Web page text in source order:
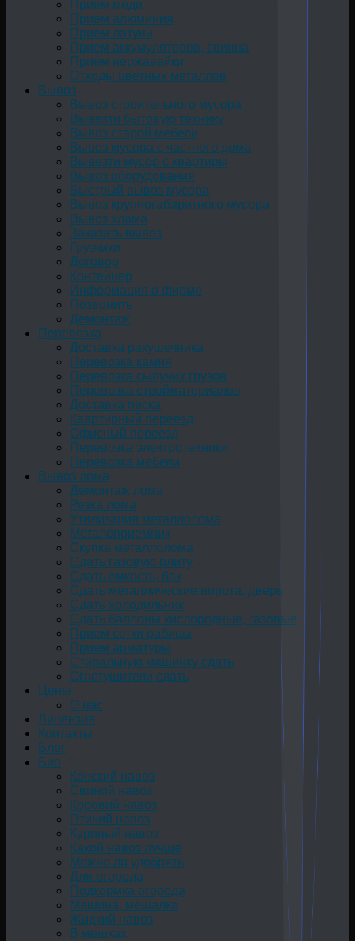
Прием меди
Прием алюминия
Прием латуни
Прием аккумуляторов, свинца
Прием нержавейки
Отходы цветных металлов
Вывоз
Вывоз строительного мусора
Вывезти бытовую технику
Вывоз старой мебели
Вывоз мусора с частного дома
Вывезти мусор с квартиры
Вывоз оборудования
Быстрый вывоз мусора
Вывоз крупногабаритного мусора
Вывоз хлама
Заказать вывоз
Грузчики
Договор
Контейнер
Информация о фирме
Позвонить
Демонтаж
Перевозка
Доставка ракушечника
Перевозка камня
Перевозка сыпучих грузов
Перевозка стройматериалов
Доставка песка
Квартирный переезд
Офисный переезд
Перевозка электротехники
Перевозка мебели
Вывоз лома
Демонтаж лома
Резка лома
Утилизация металлолома
Металоприемник
Скупка металлолома
Сдать газовую плиту
Сдать емкость, бак
Cдать металлические ворота, дверь
Сдать холодильник
Сдать баллоны кислородные, газовые
Прием сетки рабицы
Прием арматуры
Стиральную машинку сдать
Огнетушители сдать
Цены
О нас
Лицензия
Контакты
Блог
Био
Конский навоз
Свиной навоз
Коровий навоз
Птичий навоз
Куриный навоз
Какой навоз лучше
Можно ли удобрять
Для огорода
Подкормка огорода
Машина, мешалка
Жидкий навоз
В мешках